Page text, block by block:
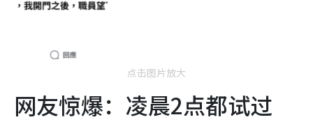
点击图片放大
网友惊爆：凌晨2点都试过